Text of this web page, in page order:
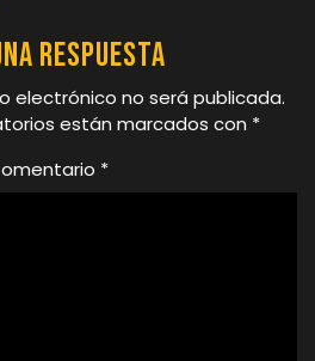
respuesta
electrónico no será publicada.
están marcados con *
*